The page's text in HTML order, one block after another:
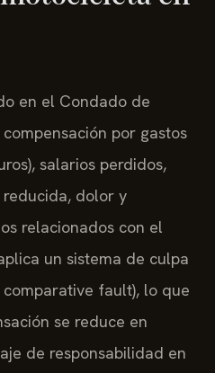
en el Condado de
por gastos
salarios perdidos,
dolor y
relacionados con el
un sistema de culpa
fault), lo que
se reduce en
de responsabilidad en